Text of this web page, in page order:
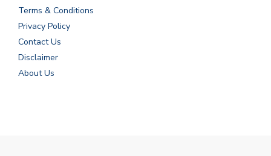
Terms & Conditions
Privacy Policy
Contact Us
Disclaimer
About Us